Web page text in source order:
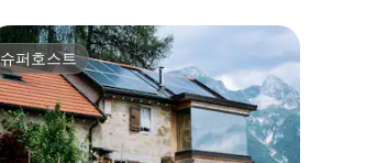
슈퍼호스트
슈퍼호스트